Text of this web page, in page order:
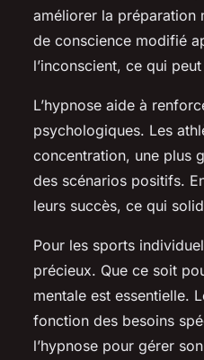
améliorer la préparation
de conscience modifié
l’inconscient, ce qui
L’hypnose aide à
psychologiques. Les
concentration, une plus
des scénarios positifs.
leurs succès, ce qui
Pour les sports
précieux. Que ce soit
mentale est essentielle.
fonction des besoins
l’hypnose pour gérer son